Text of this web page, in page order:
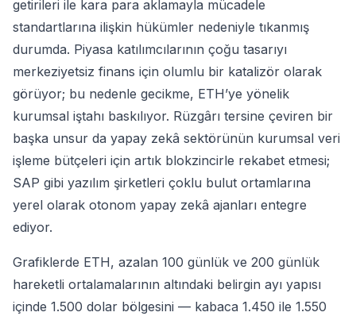
getirileri ile kara para aklamayla mücadele
standartlarına ilişkin hükümler nedeniyle tıkanmış
durumda. Piyasa katılımcılarının çoğu tasarıyı
merkeziyetsiz finans için olumlu bir katalizör olarak
görüyor; bu nedenle gecikme, ETH’ye yönelik
kurumsal iştahı baskılıyor. Rüzgârı tersine çeviren bir
başka unsur da yapay zekâ sektörünün kurumsal veri
işleme bütçeleri için artık blokzincirle rekabet etmesi;
SAP gibi yazılım şirketleri çoklu bulut ortamlarına
yerel olarak otonom yapay zekâ ajanları entegre
ediyor.
Grafiklerde ETH, azalan 100 günlük ve 200 günlük
hareketli ortalamalarının altındaki belirgin ayı yapısı
içinde 1.500 dolar bölgesini — kabaca 1.450 ile 1.550